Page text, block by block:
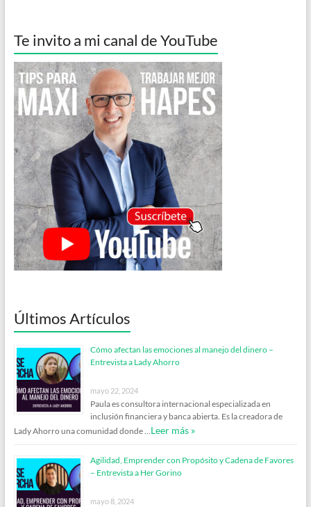
Te invito a mi canal de YouTube
Últimos Artículos
Cómo afectan las emociones al manejo del dinero –
Entrevista a Lady Ahorro
mayo 22, 2024
Paula es consultora internacional especializada en
inclusión financiera y banca abierta. Es la creadora de
Lady Ahorro una comunidad donde … Leer más »
Agilidad, Emprender con Propósito y Cadena de Favores
– Entrevista a Her Gorino
mayo 8, 2024